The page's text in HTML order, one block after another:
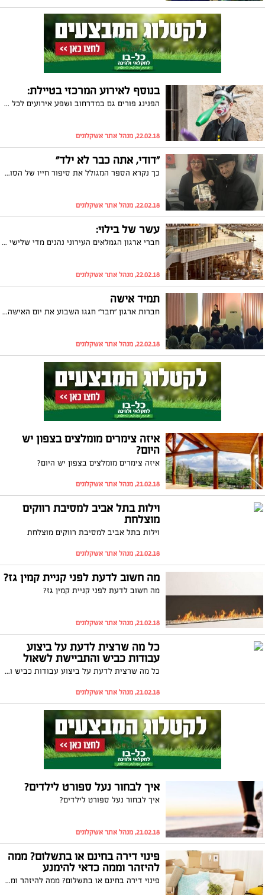
בנוסף לאירוע המרכזי בטיילת:
הפנינג פורים גם במדרחוב ושפע אירועים לכל המשפחה: יניב בן משיח לציבור הדתי, פורימונים של תנועות הנוער, הפנינג חגיגי לבעלי צרכים מיוחדים ועוד
22.02.18, מנהל אתר אשקלונים
"דודי, אתה כבר לא ילד"
כך נקרא הספר המגולל את סיפור חייו של הסופר האשקלוני, דוד אריאל. אריאל הגיע להעניק את הספר ליו"ר ארגון הגמלאים העירוני, שרה זכריה, שהתרגשה מהמעמד ומסרה: "זהו סיפור נוגע, מרגש המספר את סיפורו של העם היהודי משואה לתקומה"
22.02.18, מנהל אתר אשקלונים
עשר של בילוי:
חברי ארגון הגמלאים העירוני נהנים מדי שלישי מסרט ב-10 ₪ בלבד ברשת בתי הקולנוע globusmax במתחם הבילוי והפנאי 'מרינה מול' באשקלון. יו"ר הארגון, שרה זכריה, בירכה על היוזמה של הרשת ואמרה: "מחמם את הלב לראות את ההטבות למען האזרחים הוותיקים"
22.02.18, מנהל אתר אשקלונים
תמיד אישה
חברות ארגון "חבר" חגגו השבוע את יום האישה במלון 'הרלינגטון'. בתכנית: יום כיף גדוש באוכל טעים ופינוקים והרצאות מעניינות של צופית גרנט שריגשה עד דמעות ורותם אבוהב שהצחיקה עד דמעות. היה מוצלח במיוחד!
22.02.18, מנהל אתר אשקלונים
איזה צימרים מומלצים בצפון יש
היום?
איזה צימרים מומלצים בצפון יש היום?
21.02.18, מנהל אתר אשקלונים
וילות בתל אביב למסיבת רווקים
מוצלחת
וילות בתל אביב למסיבת רווקים מוצלחת
21.02.18, מנהל אתר אשקלונים
מה חשוב לדעת לפני קניית קמין גז?
מה חשוב לדעת לפני קניית קמין גז?
21.02.18, מנהל אתר אשקלונים
כל מה שרצית לדעת על ביצוע
עבודות כביש והתביישת לשאול
כל מה שרצית לדעת על ביצוע עבודות כביש והתביישת לשאול
21.02.18, מנהל אתר אשקלונים
איך לבחור נעל ספורט לילדים?
איך לבחור נעל ספורט לילדים?
21.02.18, מנהל אתר אשקלונים
פינוי דירה בחינם או בתשלום? ממה
להיזהר וממה כדאי להימנע
פינוי דירה בחינם או בתשלום? ממה להיזהר וממה כדאי להימנע